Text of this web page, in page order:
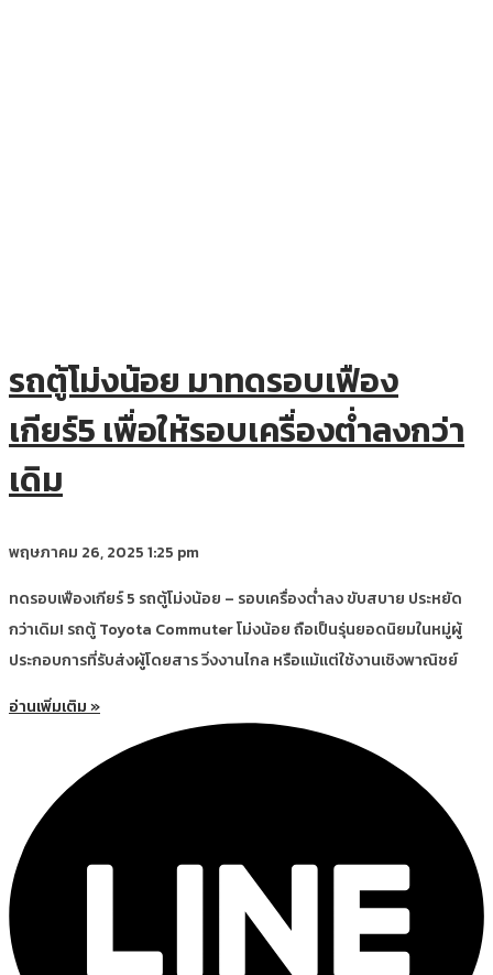
รถตู้โม่งน้อย มาทดรอบเฟือง
เกียร์5 เพื่อให้รอบเครื่องต่ำลงกว่า
เดิม
พฤษภาคม 26, 20251:25 pm
ทดรอบเฟืองเกียร์ 5 รถตู้โม่งน้อย – รอบเครื่องต่ำลง ขับสบาย ประหยัด
กว่าเดิม! รถตู้ Toyota Commuter โม่งน้อย ถือเป็นรุ่นยอดนิยมในหมู่ผู้
ประกอบการที่รับส่งผู้โดยสาร วิ่งงานไกล หรือแม้แต่ใช้งานเชิงพาณิชย์
อ่านเพิ่มเติม »